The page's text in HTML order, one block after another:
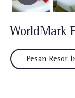
WorldMark
Pesan Resor